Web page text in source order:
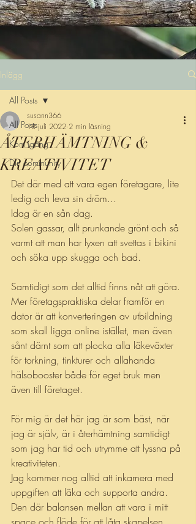
Inlägg
All Posts
Kom igång
Din community
All Posts
ÅTERHÄMTNING &
KREATIVITET
susann366
18 juli 2022 2 min läsning
Det där med att vara egen företagare, lite
ledig och leva sin dröm...
Idag är en sån dag.
Solen gassar, allt prunkande grönt och så
varmt att man har lyxen att svettas i bikini
och söka upp skugga och bad.
Samtidigt som det alltid finns nåt att göra.
Mer företagspraktiska delar framför en
dator är att konverteringen av utbildning
som skall ligga online istället, men även
sånt därnt som att plocka alla läkeväxter
för torkning, tinkturer och allahanda
hälsobooster både för eget bruk men
även till företaget.
För mig är det här jag är som bäst, när
jag är själv, är i återhämtning samtidigt
som jag har tid och utrymme att lyssna på
kreativiteten.
Jag kommer nog alltid att inkarnera med
uppgiften att läka och supporta andra.
Den där balansen mellan att vara i mitt